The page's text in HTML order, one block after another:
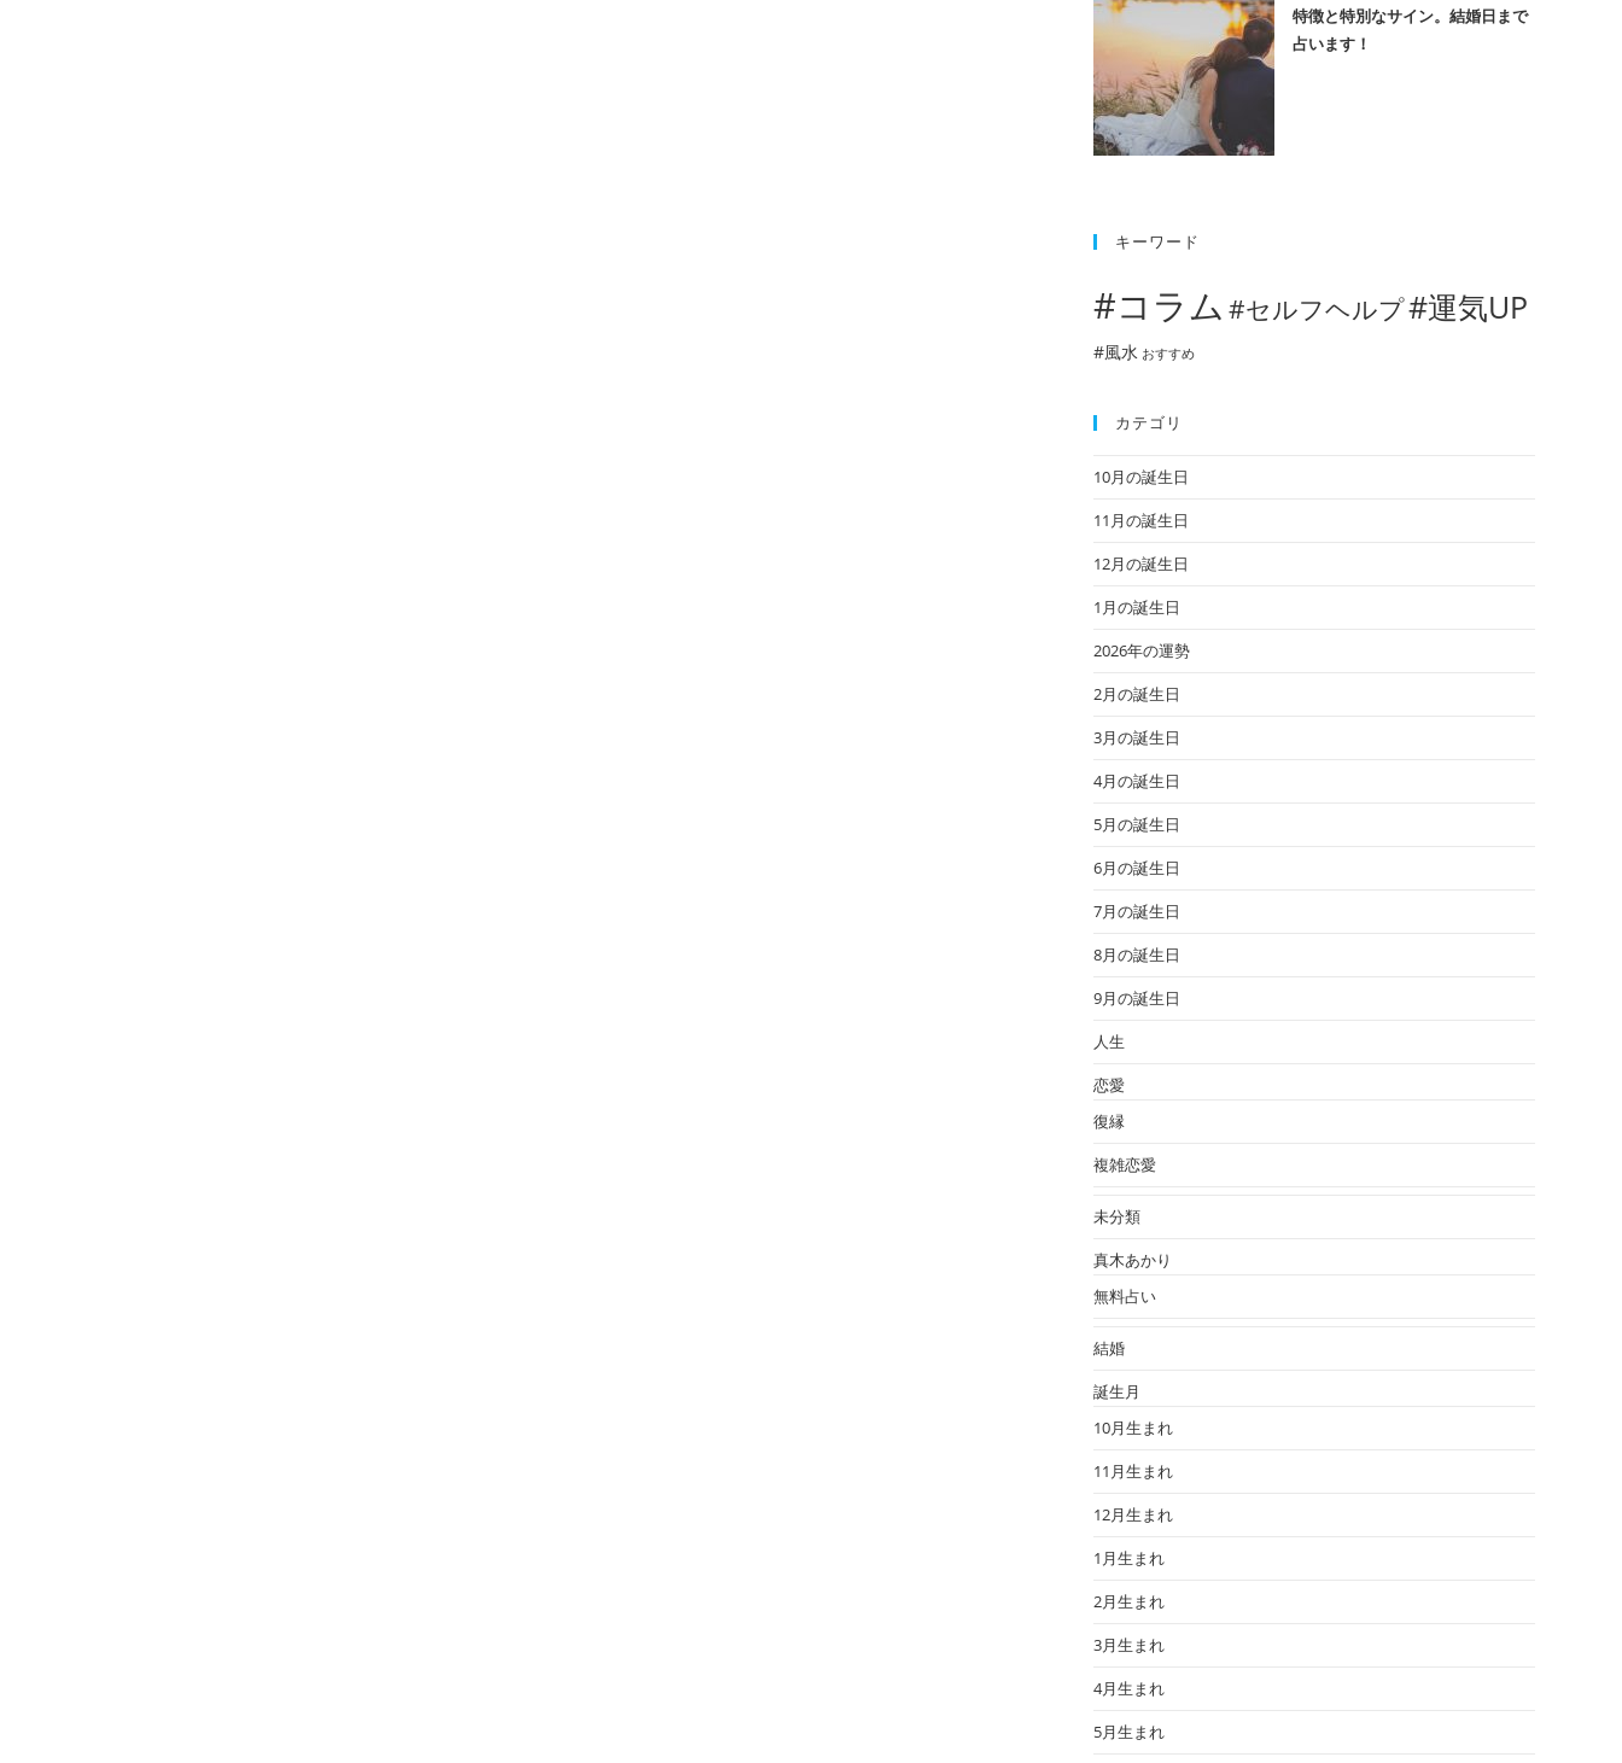
特徴と特別なサイン。結婚日まで
占います！
キーワード
#コラム #セルフヘルプ#運気UP
#風水 おすすめ
カテゴリ
10月の誕生日
11月の誕生日
12月の誕生日
1月の誕生日
2026年の運勢
2月の誕生日
3月の誕生日
4月の誕生日
5月の誕生日
6月の誕生日
7月の誕生日
8月の誕生日
9月の誕生日
人生
恋愛
復縁
複雑恋愛
未分類
真木あかり
無料占い
結婚
誕生月
10月生まれ
11月生まれ
12月生まれ
1月生まれ
2月生まれ
3月生まれ
4月生まれ
5月生まれ